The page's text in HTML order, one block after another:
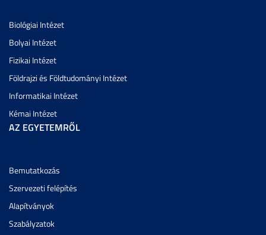
Biológiai Intézet
Bolyai Intézet
Fizikai Intézet
Földrajzi és Földtudományi Intézet
Informatikai Intézet
Kémai Intézet
AZ EGYETEMRŐL
Bemutatkozás
Szervezeti felépítés
Alapítványok
Szabályzatok